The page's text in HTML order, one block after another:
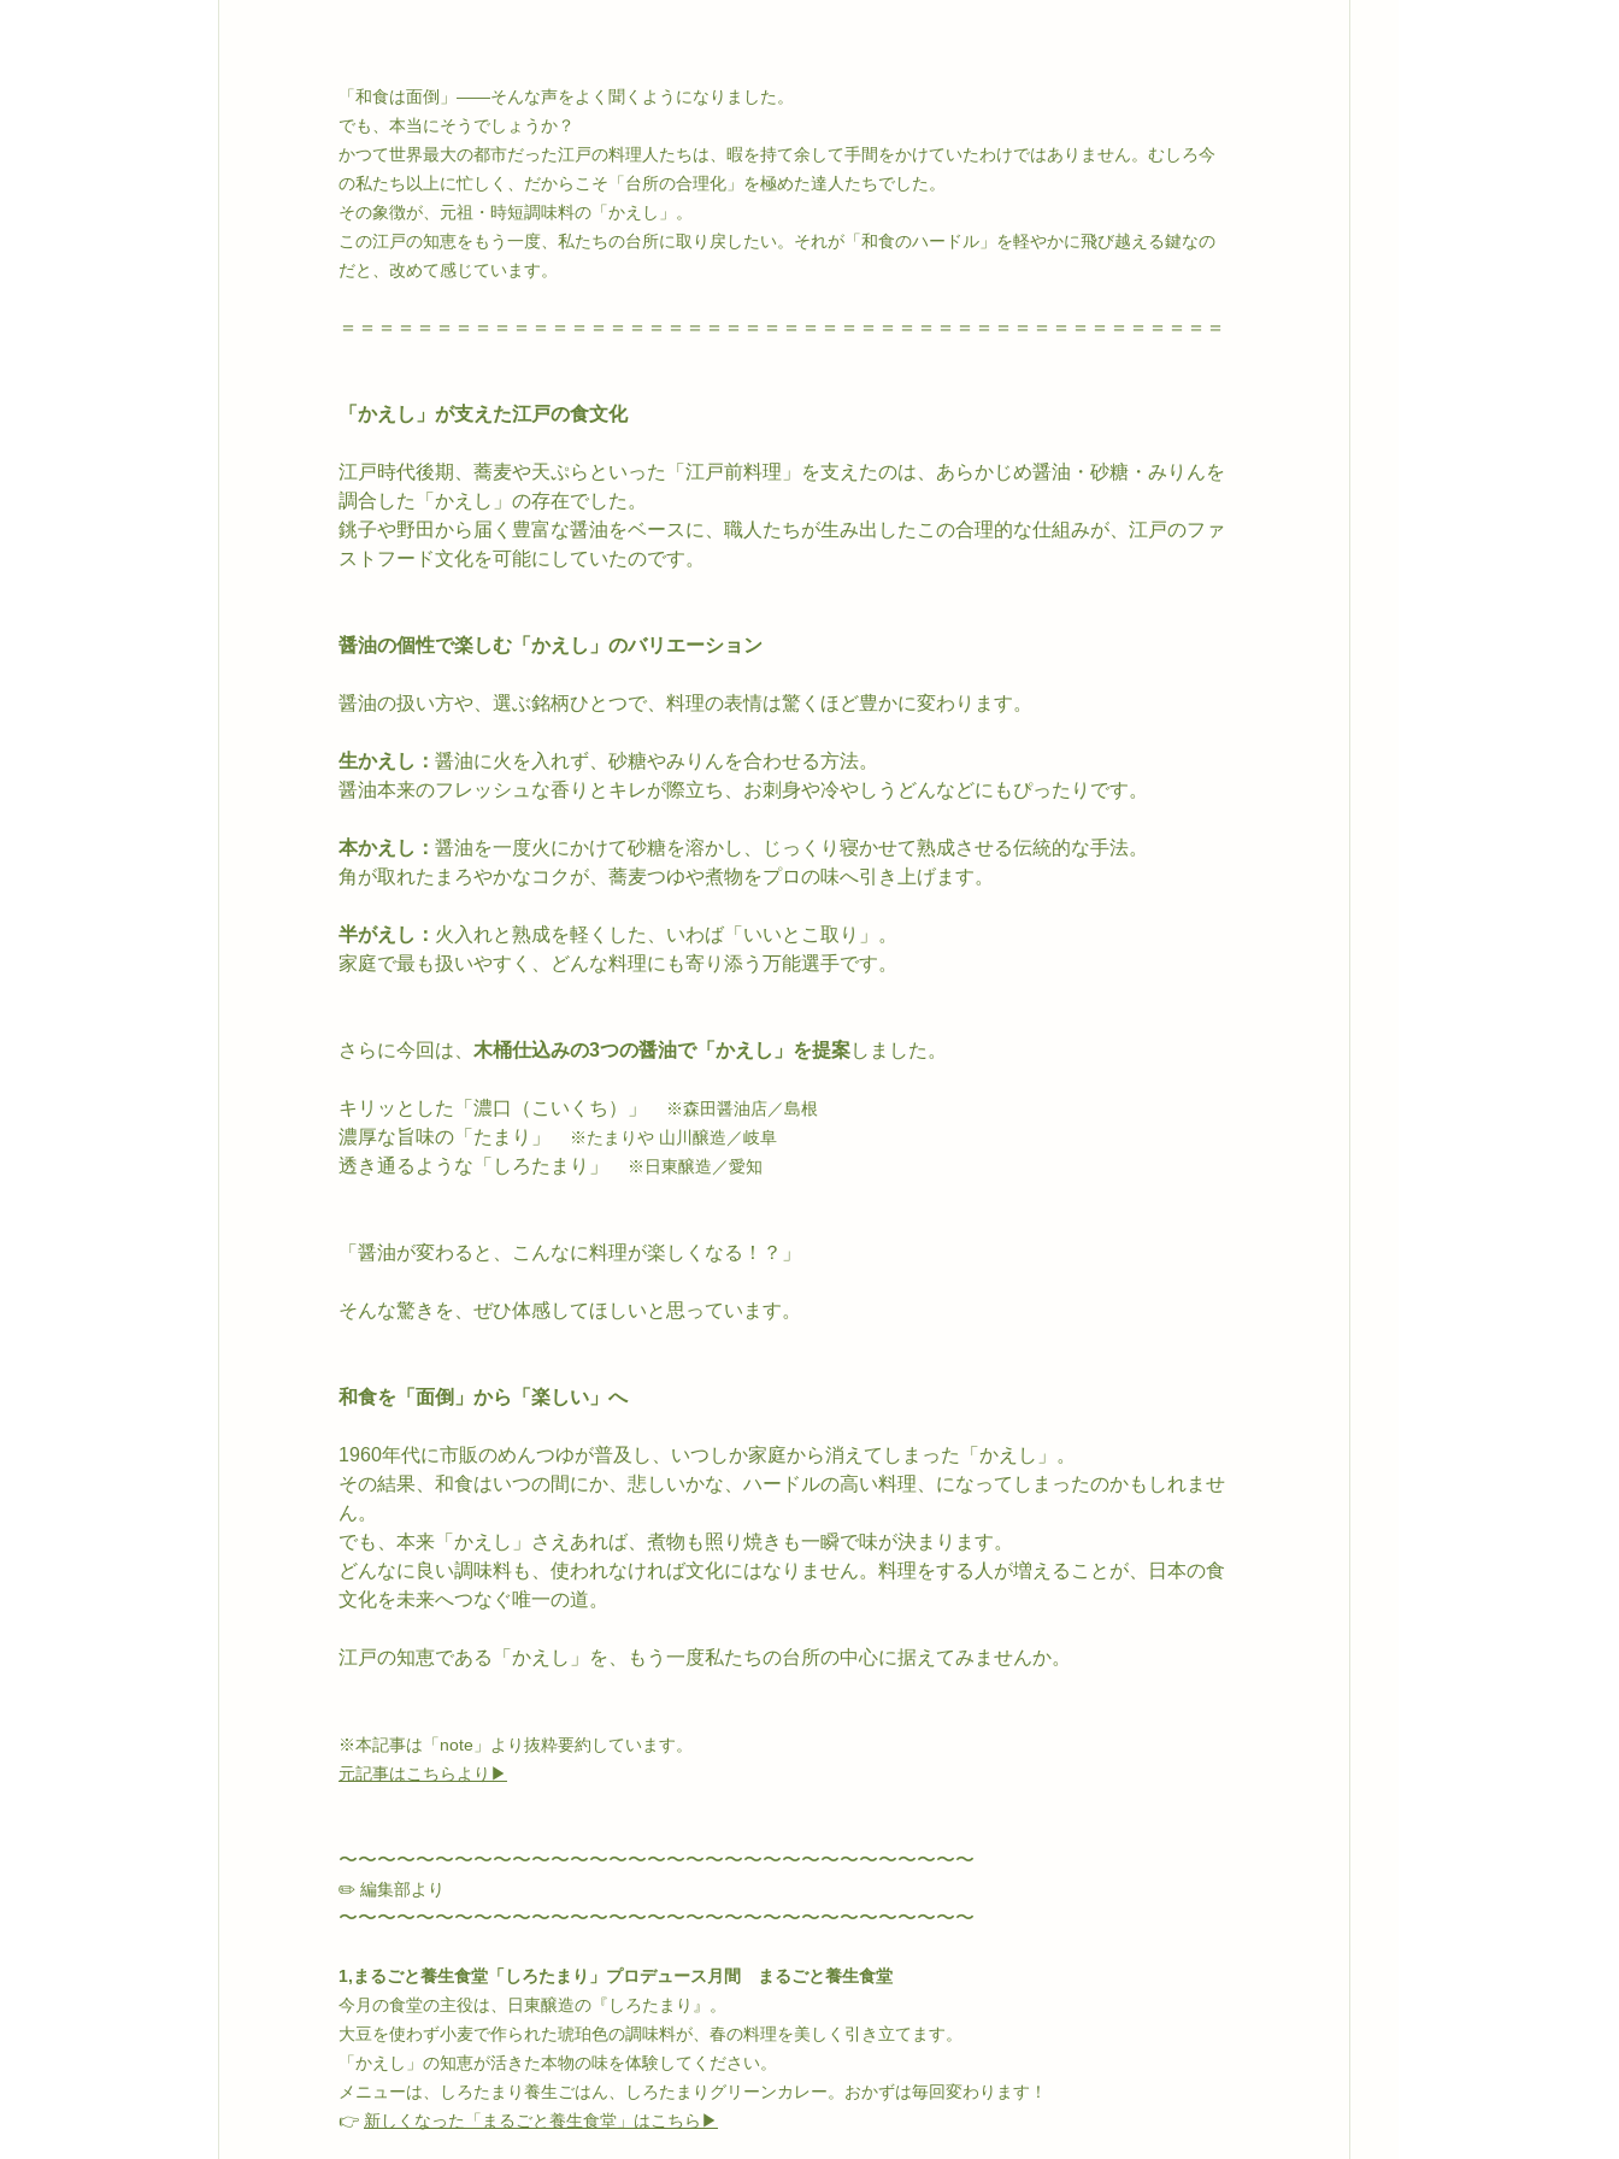
「和食は面倒」——そんな声をよく聞くようになりました。
でも、本当にそうでしょうか？
かつて世界最大の都市だった江戸の料理人たちは、暇を持て余して手間をかけていたわけではありません。むしろ今
の私たち以上に忙しく、だからこそ「台所の合理化」を極めた達人たちでした。
その象徴が、元祖・時短調味料の「かえし」。
この江戸の知恵をもう一度、私たちの台所に取り戻したい。それが「和食のハードル」を軽やかに飛び越える鍵なの
だと、改めて感じています。
＝＝＝＝＝＝＝＝＝＝＝＝＝＝＝＝＝＝＝＝＝＝＝＝＝＝＝＝＝＝＝＝＝＝＝＝＝＝＝＝＝＝＝＝＝＝
「かえし」が支えた江戸の食文化
江戸時代後期、蕎麦や天ぷらといった「江戸前料理」を支えたのは、あらかじめ醤油・砂糖・みりんを
調合した「かえし」の存在でした。
銚子や野田から届く豊富な醤油をベースに、職人たちが生み出したこの合理的な仕組みが、江戸のファ
ストフード文化を可能にしていたのです。
醤油の個性で楽しむ「かえし」のバリエーション
醤油の扱い方や、選ぶ銘柄ひとつで、料理の表情は驚くほど豊かに変わります。
生かえし： 醤油に火を入れず、砂糖やみりんを合わせる方法。
醤油本来のフレッシュな香りとキレが際立ち、お刺身や冷やしうどんなどにもぴったりです。
本かえし： 醤油を一度火にかけて砂糖を溶かし、じっくり寝かせて熟成させる伝統的な手法。
角が取れたまろやかなコクが、蕎麦つゆや煮物をプロの味へ引き上げます。
半がえし： 火入れと熟成を軽くした、いわば「いいとこ取り」。
家庭で最も扱いやすく、どんな料理にも寄り添う万能選手です。
さらに今回は、 木桶仕込みの3つの醤油で「かえし」を提案しました。
キリッとした「濃口（こいくち）」 ※森田醤油店／島根
濃厚な旨味の「たまり」 ※たまりや 山川醸造／岐阜
透き通るような「しろたまり」 ※日東醸造／愛知
「醤油が変わると、こんなに料理が楽しくなる！？」
そんな驚きを、ぜひ体感してほしいと思っています。
和食を「面倒」から「楽しい」へ
1960年代に市販のめんつゆが普及し、いつしか家庭から消えてしまった「かえし」。
その結果、和食はいつの間にか、悲しいかな、ハードルの高い料理、になってしまったのかもしれませ
ん。
でも、本来「かえし」さえあれば、煮物も照り焼きも一瞬で味が決まります。
どんなに良い調味料も、使われなければ文化にはなりません。料理をする人が増えることが、日本の食
文化を未来へつなぐ唯一の道。
江戸の知恵である「かえし」を、もう一度私たちの台所の中心に据えてみませんか。
※本記事は「note」より抜粋要約しています。
元記事はこちらより▶︎
〜〜〜〜〜〜〜〜〜〜〜〜〜〜〜〜〜〜〜〜〜〜〜〜〜〜〜〜〜〜〜〜〜
✏️ 編集部より
〜〜〜〜〜〜〜〜〜〜〜〜〜〜〜〜〜〜〜〜〜〜〜〜〜〜〜〜〜〜〜〜〜
1,まるごと養生食堂「しろたまり」プロデュース月間　まるごと養生食堂
今月の食堂の主役は、日東醸造の『しろたまり』。
大豆を使わず小麦で作られた琥珀色の調味料が、春の料理を美しく引き立てます。
「かえし」の知恵が活きた本物の味を体験してください。
メニューは、しろたまり養生ごはん、しろたまりグリーンカレー。おかずは毎回変わります！
👉 新しくなった「まるごと養生食堂」はこちら▶︎